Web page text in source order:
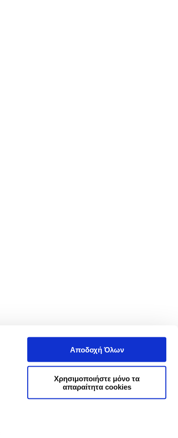
Αποδοχή Όλων
Χρησιμοποιήστε μόνο τα
απαραίτητα cookies